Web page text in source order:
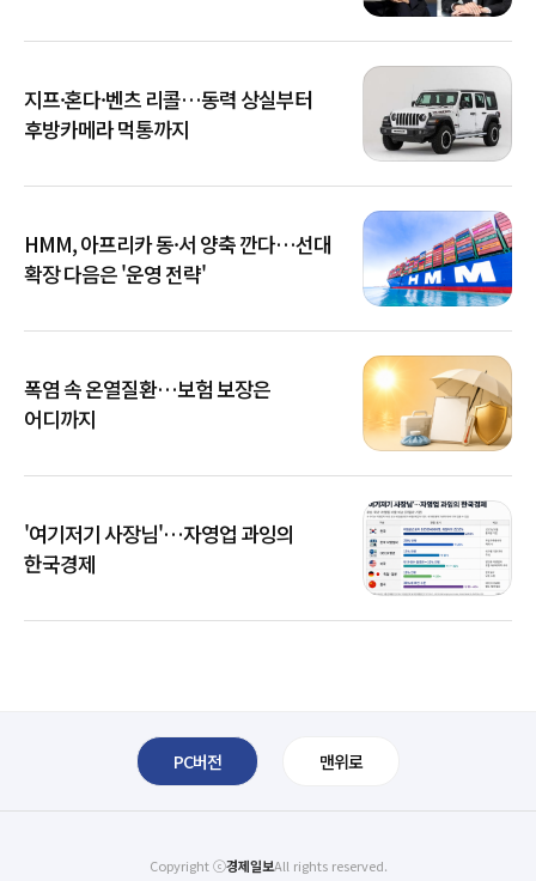
지프·혼다·벤츠 리콜…동력 상실부터
후방카메라 먹통까지
HMM, 아프리카 동·서 양축 깐다…선대
확장 다음은 '운영 전략'
폭염 속 온열질환…보험 보장은
어디까지
'여기저기 사장님'…자영업 과잉의
한국경제
PC버전 맨위로
Copyright ⓒ경제일보All rights reserved.